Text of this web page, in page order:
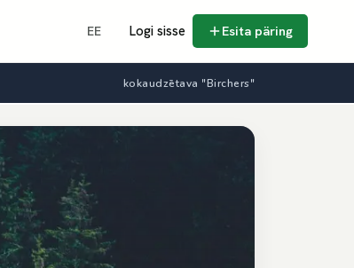
EE Logi sisse Esita päring
kokaudzētava "Birchers"